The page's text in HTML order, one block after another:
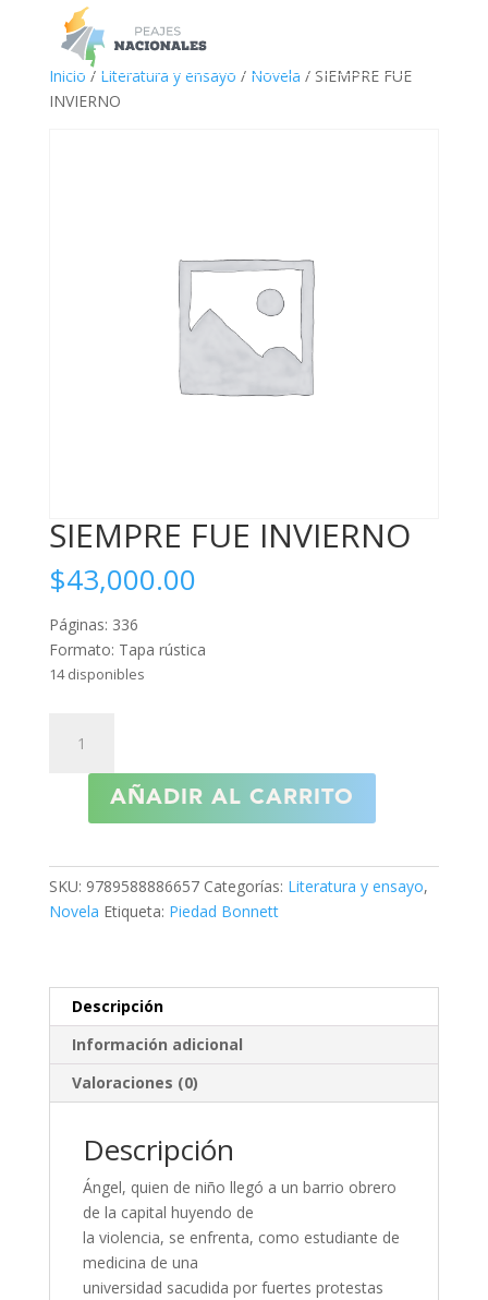
Inicio / Literatura y ensayo / Novela / SIEMPRE FUE
INVIERNO
SIEMPRE FUE INVIERNO
$43,000.00
Páginas: 336
Formato: Tapa rústica
14 disponibles
INVIERNO
AÑADIR AL CARRITO
SKU: 9789588886657 Categorías: Literatura y ensayo,
Novela Etiqueta: Piedad Bonnett
Descripción
Información adicional
Valoraciones (0)
Descripción
Ángel, quien de niño llegó a un barrio obrero
de la capital huyendo de
la violencia, se enfrenta, como estudiante de
medicina de una
universidad sacudida por fuertes protestas